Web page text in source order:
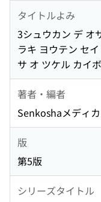
タイトルよみ
3シュウカン デ オ
ラキ ヨウテン セ
サ オ ツケル カイ
著者・編者
Senkoshaメディ
版
第5版
シリーズタイトル